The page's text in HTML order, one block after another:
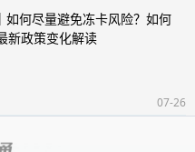
如何尽量避免冻卡风险？如何
新政策变化解读
07-26